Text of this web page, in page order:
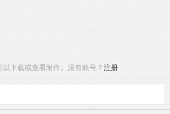
以下载或查看附件。没有账号？ 注册